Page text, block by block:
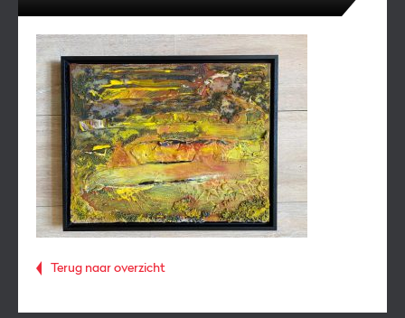
Terug naar overzicht